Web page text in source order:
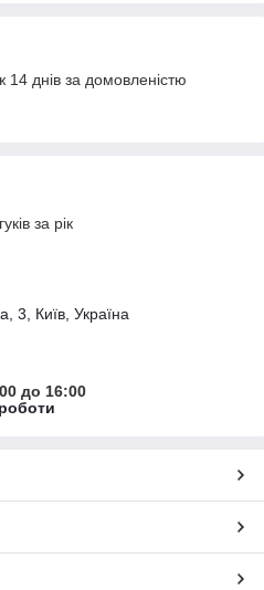
днів за домовленістю
за рік
3, Київ, Україна
до 16:00